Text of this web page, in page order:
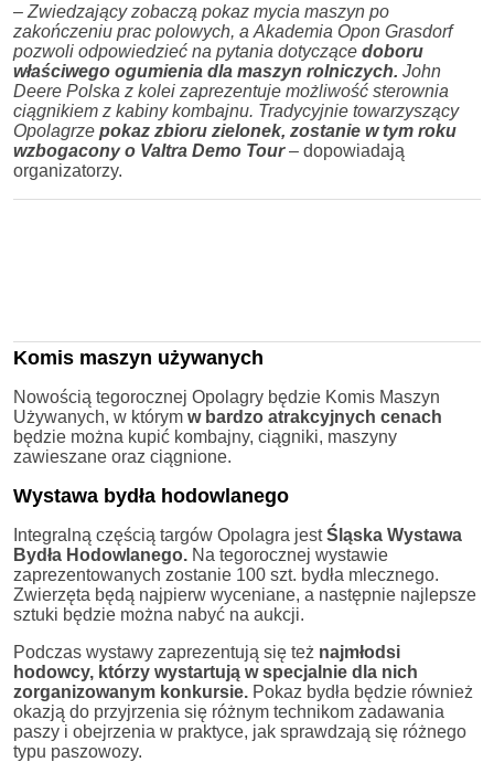
– Zwiedzający zobaczą pokaz mycia maszyn po
zakończeniu prac polowych, a Akademia Opon Grasdorf
pozwoli odpowiedzieć na pytania dotyczące doboru
właściwego ogumienia dla maszyn rolniczych. John
Deere Polska z kolei zaprezentuje możliwość sterownia
ciągnikiem z kabiny kombajnu. Tradycyjnie towarzyszący
Opolagrze pokaz zbioru zielonek, zostanie w tym roku
wzbogacony o Valtra Demo Tour– dopowiadają
organizatorzy.
Komis maszyn używanych
Nowością tegorocznej Opolagry będzie Komis Maszyn
Używanych, w którym w bardzo atrakcyjnych cenach
będzie można kupić kombajny, ciągniki, maszyny
zawieszane oraz ciągnione.
Wystawa bydła hodowlanego
Integralną częścią targów Opolagra jestŚląska Wystawa
Bydła Hodowlanego. Na tegorocznej wystawie
zaprezentowanych zostanie 100 szt. bydła mlecznego.
Zwierzęta będą najpierw wyceniane, a następnie najlepsze
sztuki będzie można nabyć na aukcji.
Podczas wystawy zaprezentują się też najmłodsi
hodowcy, którzy wystartują w specjalnie dla nich
zorganizowanym konkursie. Pokaz bydła będzie również
okazją do przyjrzenia się różnym technikom zadawania
paszy i obejrzenia w praktyce, jak sprawdzają się różnego
typu paszowozy.